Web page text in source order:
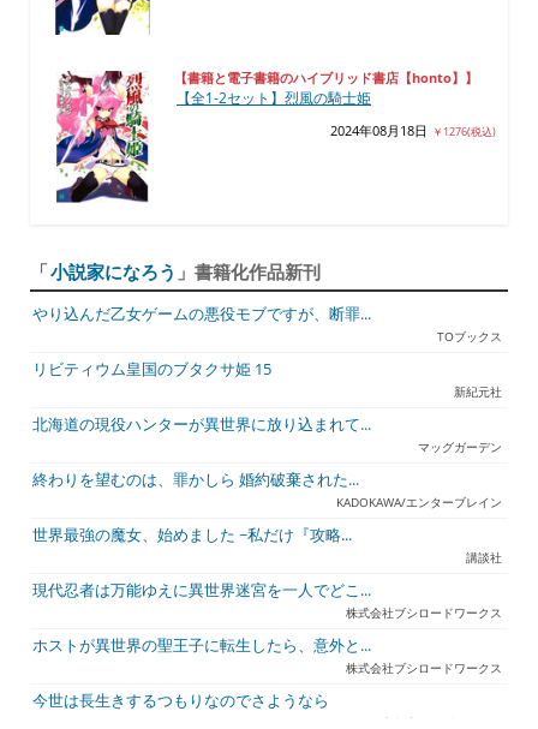
【書籍と電子書籍のハイブリッド書店【honto】】
【全1-2セット】烈風の騎士姫
2024年08月18日 ￥1276(税込)
「小説家になろう 」書籍化作品新刊
やり込んだ乙女ゲームの悪役モブですが、断罪...
TOブックス
リビティウム皇国のブタクサ姫 15
新紀元社
北海道の現役ハンターが異世界に放り込まれて...
マッグガーデン
終わりを望むのは、罪かしら 婚約破棄された...
KADOKAWA/エンターブレイン
世界最強の魔女、始めました ~私だけ『攻略...
講談社
現代忍者は万能ゆえに異世界迷宮を一人でどこ...
株式会社ブシロードワークス
ホストが異世界の聖王子に転生したら、意外と...
株式会社ブシロードワークス
今世は長生きするつもりなのでさようなら
宇都宮ケーブルテレビ